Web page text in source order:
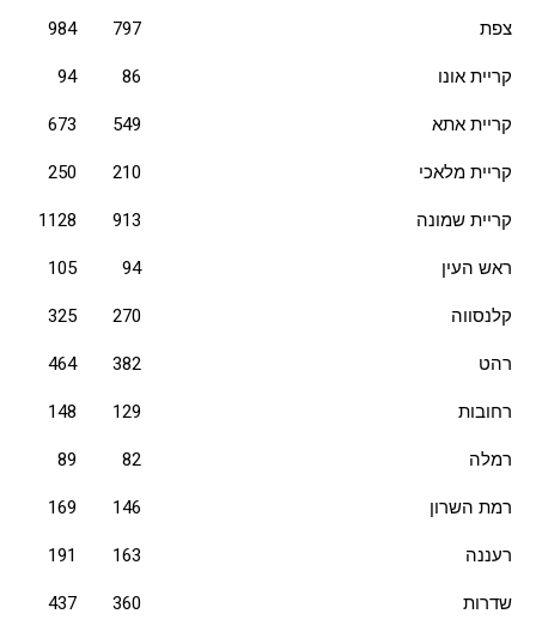
צפת 797
984
קריית אונו 86
94
קריית אתא 549
673
קריית מלאכי 210
250
קריית שמונה 913
1128
ראש העין 94
105
קלנסווה 270
325
רהט 382
464
רחובות 129
148
רמלה 82
89
רמת השרון 146
169
רעננה 163
191
שדרות 360
437